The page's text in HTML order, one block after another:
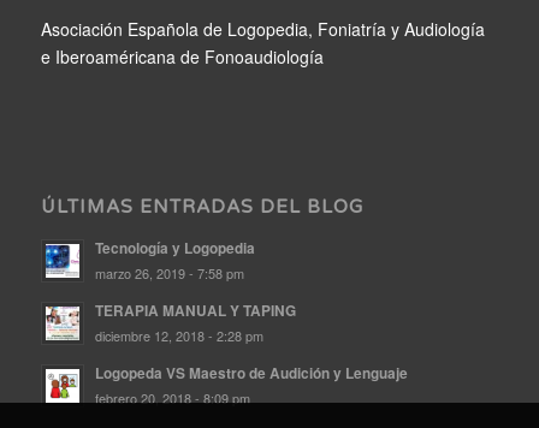
Asociación Española de Logopedia, Foniatría y Audiología
e Iberoaméricana de Fonoaudiología
ÚLTIMAS ENTRADAS DEL BLOG
Tecnología y Logopedia
marzo 26, 2019 - 7:58 pm
TERAPIA MANUAL Y TAPING
diciembre 12, 2018 - 2:28 pm
Logopeda VS Maestro de Audición y Lenguaje
febrero 20, 2018 - 8:09 pm